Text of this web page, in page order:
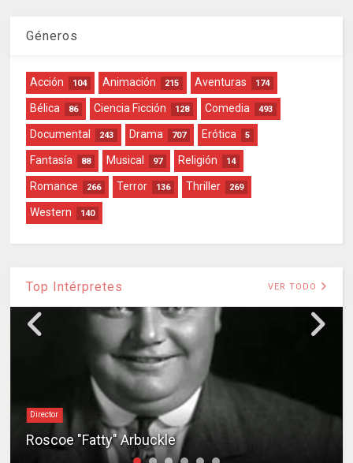
Géneros
Acción 104 Animación 215 Aventuras 174
Bélica 86 Ciencia Ficción 128 Comedia 493
Documental 243 Drama 707 Erótica 5
Fantasía 88 Musical 97 Religión 14
Romance 266 Terror 136 Thriller 269
Western 140
Top Intérpretes VER TODO
Director
Roscoe "Fatty" Arbuckle